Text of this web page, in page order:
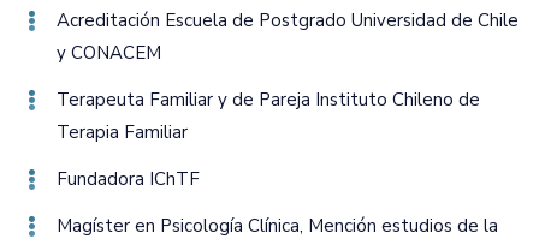
Acreditación Escuela de Postgrado Universidad de Chile
y CONACEM
Terapeuta Familiar y de Pareja Instituto Chileno de
Terapia Familiar
Fundadora IChTF
Magíster en Psicología Clínica‚ Mención estudios de la